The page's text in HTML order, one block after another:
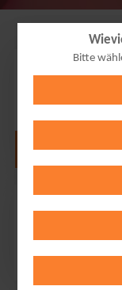
Bitte
Hanns-Martin-
Thursday